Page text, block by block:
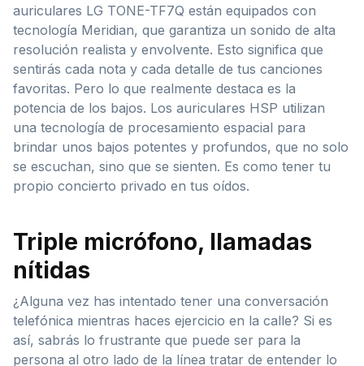
auriculares LG TONE-TF7Q están equipados con
tecnología Meridian, que garantiza un sonido de alta
resolución realista y envolvente. Esto significa que
sentirás cada nota y cada detalle de tus canciones
favoritas. Pero lo que realmente destaca es la
potencia de los bajos. Los auriculares HSP utilizan
una tecnología de procesamiento espacial para
brindar unos bajos potentes y profundos, que no solo
se escuchan, sino que se sienten. Es como tener tu
propio concierto privado en tus oídos.
Triple micrófono, llamadas
nítidas
¿Alguna vez has intentado tener una conversación
telefónica mientras haces ejercicio en la calle? Si es
así, sabrás lo frustrante que puede ser para la
persona al otro lado de la línea tratar de entender lo